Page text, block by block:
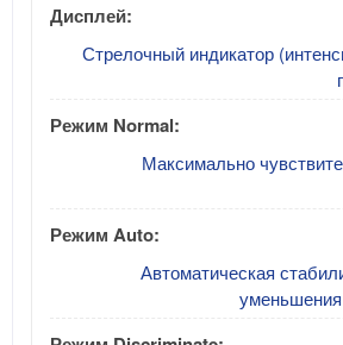
Дисплей:
Стрелочный индикатор
Режим Normal:
Максимально
Режим Auto:
Автоматическая